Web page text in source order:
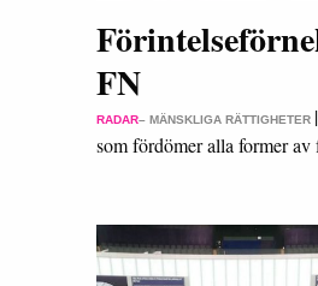
FN
RADAR– MÄNSKLIGA RÄTTIGHETER |
som fördömer alla former